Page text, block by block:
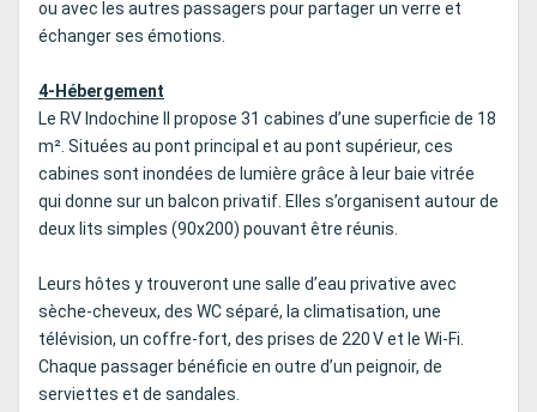
ou avec les autres passagers pour partager un verre et
échanger ses émotions.
4-Hébergement
Le RV Indochine II propose 31 cabines d’une superficie de 18
m². Situées au pont principal et au pont supérieur, ces
cabines sont inondées de lumière grâce à leur baie vitrée
qui donne sur un balcon privatif. Elles s’organisent autour de
deux lits simples (90x200) pouvant être réunis.
Leurs hôtes y trouveront une salle d’eau privative avec
sèche-cheveux, des WC séparé, la climatisation, une
télévision, un coffre-fort, des prises de 220 V et le Wi-Fi.
Chaque passager bénéficie en outre d’un peignoir, de
serviettes et de sandales.